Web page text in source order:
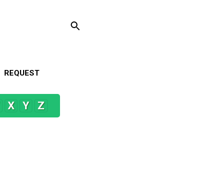
REQUEST
X Y Z